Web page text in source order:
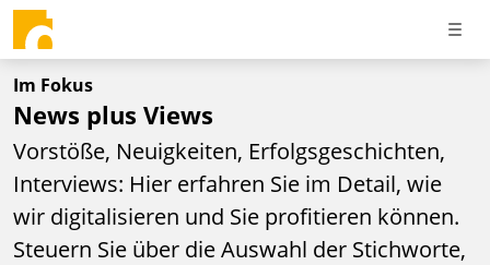
Im Fokus
News plus Views
Vorstöße, Neuigkeiten, Erfolgsgeschichten,
Interviews: Hier erfahren Sie im Detail, wie
wir digitalisieren und Sie profitieren können.
Steuern Sie über die Auswahl der Stichworte,